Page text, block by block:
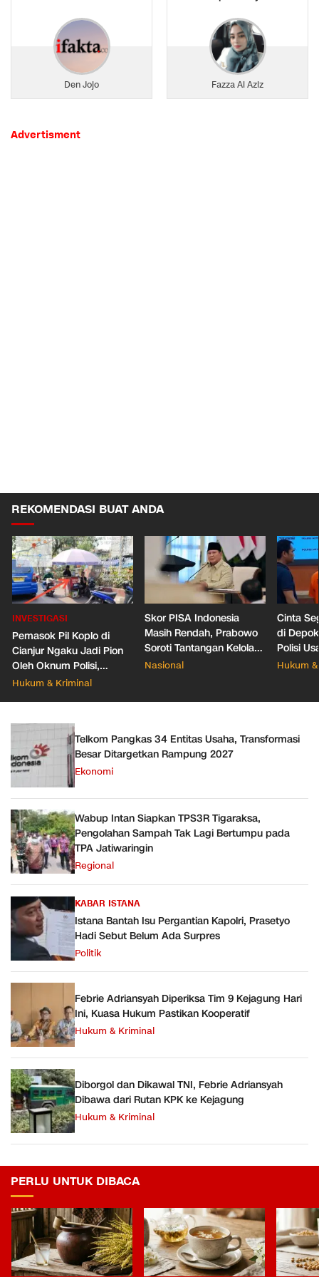
Den Jojo Fazza Al Aziz
Advertisment
REKOMENDASI BUAT ANDA
INVESTIGASI
Pemasok Pil Koplo di
Cianjur Ngaku Jadi Pion
Oleh Oknum Polisi,
Propam Mabes Polri
Hukum & Kriminal
Skor PISA Indonesia
Masih Rendah, Prabowo
Soroti Tantangan Kelola
388 Ribu Sekolah
Nasional
Cinta
di
Polisi
Pacar
Hukum
Telkom Pangkas 34 Entitas Usaha, Transformasi
Besar Ditargetkan Rampung 2027
Ekonomi
Wabup Intan Siapkan TPS3R Tigaraksa,
Pengolahan Sampah Tak Lagi Bertumpu pada
TPA Jatiwaringin
Regional
KABAR ISTANA
Istana Bantah Isu Pergantian Kapolri, Prasetyo
Hadi Sebut Belum Ada Surpres
Politik
Febrie Adriansyah Diperiksa Tim 9 Kejagung Hari
Ini, Kuasa Hukum Pastikan Kooperatif
Hukum & Kriminal
Diborgol dan Dikawal TNI, Febrie Adriansyah
Dibawa dari Rutan KPK ke Kejagung
Hukum & Kriminal
PERLU UNTUK DIBACA